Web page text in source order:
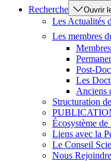
Recherche
Ouvrir
Les Actualités
Les membres
Post-
Les
Anciens
Structuration
Écosystème
Liens avec la
Le Conseil
Nous Rejoindre